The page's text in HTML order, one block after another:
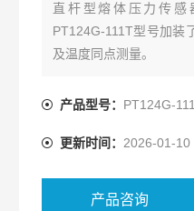
直杆型熔体压力传感
PT124G-111T型号加装
及温度同点测量。
产品型号： PT124G-111
更新时间： 2026-01-10
产品咨询